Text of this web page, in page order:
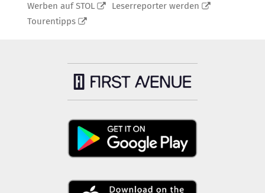
Werben auf STOL
Leserreporter werden
Tourentipps